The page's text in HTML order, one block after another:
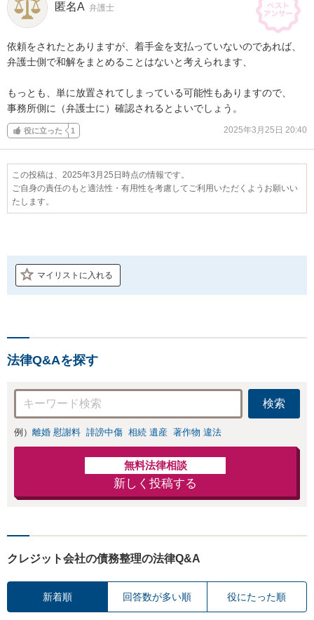
匿名A 弁護士
依頼をされたとありますが、着手金を支払っていないのであれば、
弁護士側で和解をまとめることはないと考えられます、
もっとも、単に放置されてしまっている可能性もありますので、
事務所側に（弁護士に）確認されるとよいでしょう。
役に立った 1 2025年3月25日 20:40
この投稿は、2025年3月25日時点の情報です。
ご自身の責任のもと適法性・有用性を考慮してご利用いただくようお願いい
たします。
マイリストに入れる
法律Q&Aを探す
検索
例） 離婚 慰謝料 誹謗中傷 相続 遺産 著作物 違法
無料法律相談
新しく投稿する
クレジット会社の債務整理の法律Q&A
新着順 回答数が多い順 役にたった順